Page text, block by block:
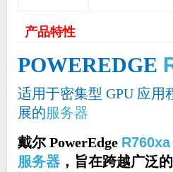
产品特性
POWEREDGE
适用于密集型 GPU 应用
展的服务器
戴尔 PowerEdge R760xa
服务器，旨在跨越广泛